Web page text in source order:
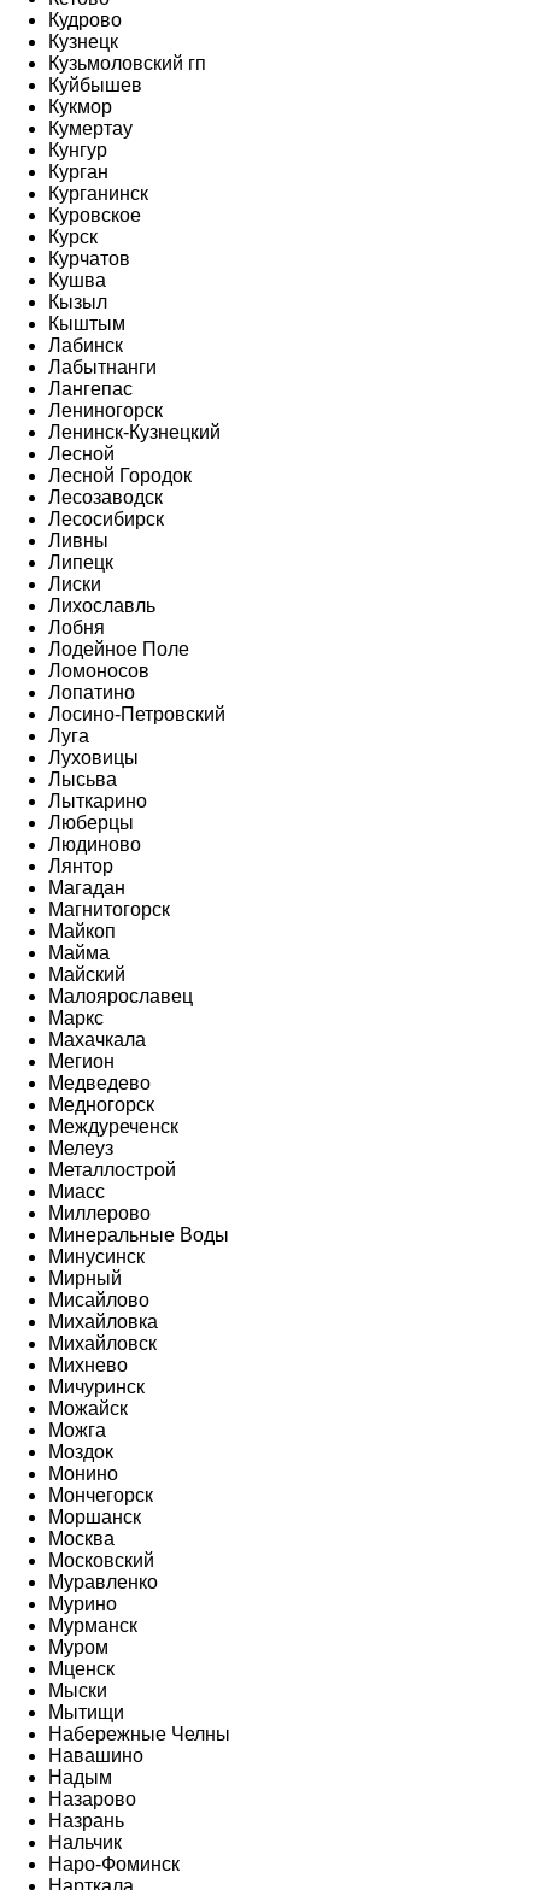
Кудрово
Кузнецк
Кузьмоловский гп
Куйбышев
Кукмор
Кумертау
Кунгур
Курган
Курганинск
Куровское
Курск
Курчатов
Кушва
Кызыл
Кыштым
Лабинск
Лабытнанги
Лангепас
Лениногорск
Ленинск-Кузнецкий
Лесной
Лесной Городок
Лесозаводск
Лесосибирск
Ливны
Липецк
Лиски
Лихославль
Лобня
Лодейное Поле
Ломоносов
Лопатино
Лосино-Петровский
Луга
Луховицы
Лысьва
Лыткарино
Люберцы
Людиново
Лянтор
Магадан
Магнитогорск
Майкоп
Майма
Майский
Малоярославец
Маркс
Махачкала
Мегион
Медведево
Медногорск
Междуреченск
Мелеуз
Металлострой
Миасс
Миллерово
Минеральные Воды
Минусинск
Мирный
Мисайлово
Михайловка
Михайловск
Михнево
Мичуринск
Можайск
Можга
Моздок
Монино
Мончегорск
Моршанск
Москва
Московский
Муравленко
Мурино
Мурманск
Муром
Мценск
Мыски
Мытищи
Набережные Челны
Навашино
Надым
Назарово
Назрань
Нальчик
Наро-Фоминск
Нарткала